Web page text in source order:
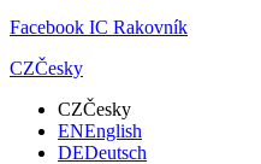
Facebook IC Rakovník
CZČesky
CZČesky
ENEnglish
DEDeutsch